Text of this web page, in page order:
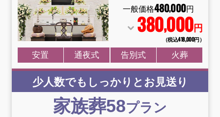
一般価格480,000円
380,000円
（税込418,000円）
安置 通夜式 告別式 火葬
少人数でもしっかりとお見送り
家族葬58プラン